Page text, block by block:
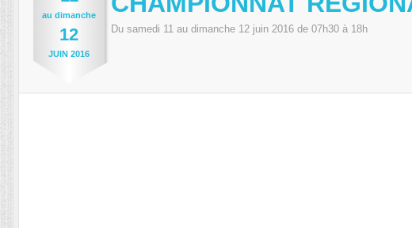
au dimanche
12
JUIN 2016
Du samedi 11 au dimanche 12 juin 2016 de 07h30 à 18h